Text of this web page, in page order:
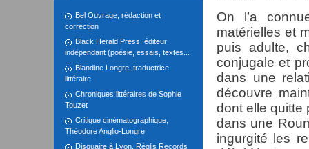
Bel Ouvrage, rédaction et
correction
Black Herald Press. éditeur
indépendant (poésie, essais, textes...
Blandine Longre, traductrice
littéraire
Chroniques littéraires de Sophie
Touzet
Critique cinématographique,
Théodore Anglio-Longre
Disquaire à Lyon, Réglis Records
On l’a
matérielles et
puis adulte,
conjugale et
dans une
découvre
dont elle quitte
dans une
ingurgité les